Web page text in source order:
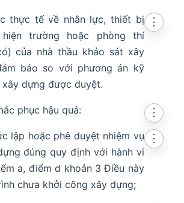
thực tế về nhân lực, thiết bị
trường hoặc phòng thí
của nhà thầu khảo sát xây
bảo so với phương án kỹ
dựng được duyệt.
⋮
phục hậu quả:
⋮
lập hoặc phê duyệt nhiệm vụ
đúng quy định với hành vi
a, điểm d khoản 3 Điều này
chưa khởi công xây dựng;
⋮